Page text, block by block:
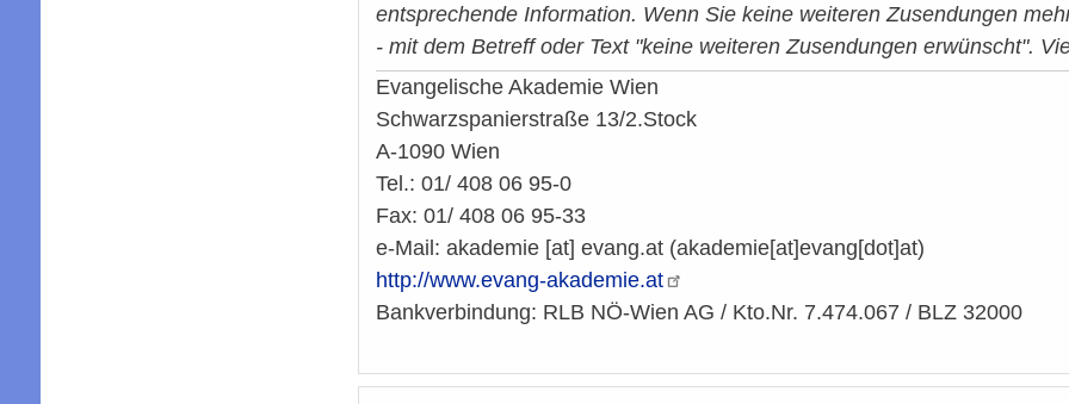
entsprechende Information. Wenn Sie keine weiteren Zusendungen
- mit dem Betreff oder Text "keine weiteren Zusendungen erwünscht".
Evangelische Akademie Wien
Schwarzspanierstraße 13/2.Stock
A-1090 Wien
Tel.: 01/ 408 06 95-0
Fax: 01/ 408 06 95-33
e-Mail: akademie[at] evang.at(akademie[at]evang[dot]at)
http://www.evang-akademie.at
Bankverbindung: RLB NÖ-Wien AG / Kto.Nr. 7.474.067 / BLZ 32000